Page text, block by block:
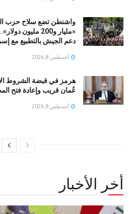
واشنطن تضع سلاح حزب
«مليار و200
دعم الجيش بالتطبيع مع
أغسطس 8, 2026
هرمز في قبضة الشروط
عُمان قريب وإعادة فتح
أغسطس 8, 2026
أخر الأخبار